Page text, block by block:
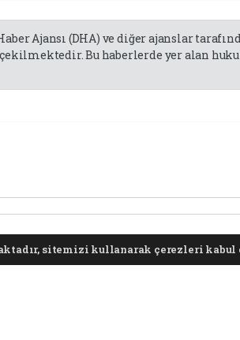
Ajansı (DHA) ve diğer ajanslar
Bu haberlerde yer alan
sitesine yaptığınız yorumunuzla ilgili doğrudan veya
sitemizi kullanarak çerezleri kabul